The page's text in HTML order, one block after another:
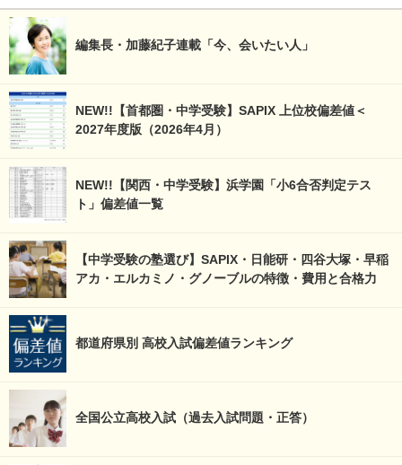
編集長・加藤紀子連載「今、会いたい人」
NEW!!【首都圏・中学受験】SAPIX 上位校偏差値＜
2027年度版（2026年4月）
NEW!!【関西・中学受験】浜学園「小6合否判定テス
ト」偏差値一覧
【中学受験の塾選び】SAPIX・日能研・四谷大塚・早稲
アカ・エルカミノ・グノーブルの特徴・費用と合格力
都道府県別 高校入試偏差値ランキング
全国公立高校入試（過去入試問題・正答）